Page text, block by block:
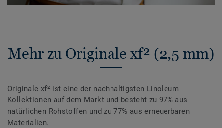
Mehr zu Originale xf² (2,5 mm)
Originale xf² ist eine der nachhaltigsten Linoleum
Kollektionen auf dem Markt und besteht zu 97% aus
natürlichen Rohstoffen und zu 77% aus erneuerbaren
Materialien.